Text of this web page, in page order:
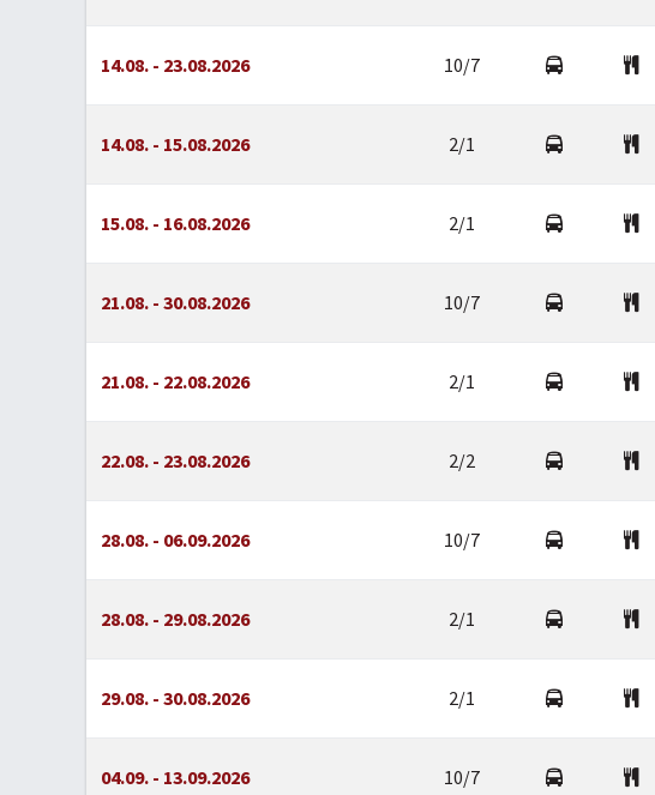
14.08. - 23.08.2026 10/7
14.08. - 15.08.2026 2/1
15.08. - 16.08.2026 2/1
21.08. - 30.08.2026 10/7
21.08. - 22.08.2026 2/1
22.08. - 23.08.2026 2/2
28.08. - 06.09.2026 10/7
28.08. - 29.08.2026 2/1
29.08. - 30.08.2026 2/1
04.09. - 13.09.2026 10/7